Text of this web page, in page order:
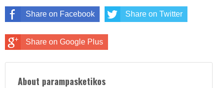
Share on Facebook Share on Twitter
Share on Google Plus
About parampasketikos